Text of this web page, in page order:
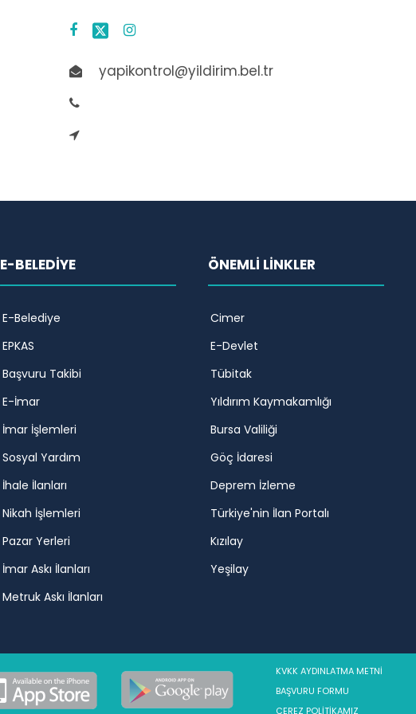
yapikontrol@yildirim.bel.tr
E-BELEDİYE
E-Belediye
EPKAS
Başvuru Takibi
E-İmar
İmar İşlemleri
Sosyal Yardım
İhale İlanları
Nikah İşlemleri
Pazar Yerleri
İmar Askı İlanları
Metruk Askı İlanları
ÖNEMLİ LİNKLER
Cimer
E-Devlet
Tübitak
Yıldırım Kaymakamlığı
Bursa Valiliği
Göç İdaresi
Deprem İzleme
Türkiye'nin İlan Portalı
Kızılay
Yeşilay
KVKK AYDINLATMA METNİ
BAŞVURU FORMU
ÇEREZ POLİTİKAMIZ